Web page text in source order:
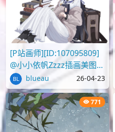
[P站画师][ID:107095809]
@小小依帆Zzzz插画美图作
品推荐blueau 26-04-23
771